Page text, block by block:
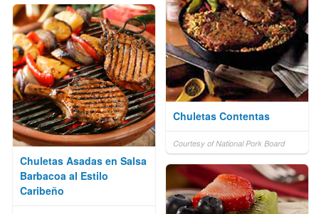
Chuletas Contentas
Courtesy of National Pork Board
Chuletas Asadas en Salsa
Barbacoa al Estilo
Caribeño